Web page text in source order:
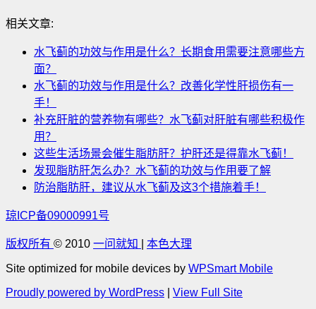
相关文章:
水飞蓟的功效与作用是什么？长期食用需要注意哪些方
面？
水飞蓟的功效与作用是什么？改善化学性肝损伤有一
手！
补充肝脏的营养物有哪些？水飞蓟对肝脏有哪些积极作
用？
这些生活场景会催生脂肪肝？护肝还是得靠水飞蓟！
发现脂肪肝怎么办？水飞蓟的功效与作用要了解
防治脂肪肝，建议从水飞蓟及这3个措施着手！
琼ICP备09000991号
版权所有 © 2010 一问就知 本色大理
Site optimized for mobile devices by WPSmart Mobile
Proudly powered by WordPress
View Full Site